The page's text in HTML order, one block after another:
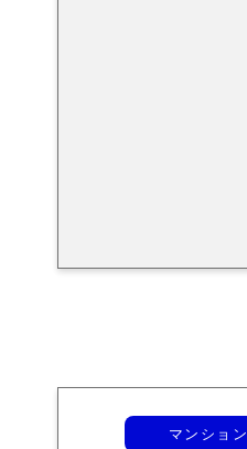
マンション